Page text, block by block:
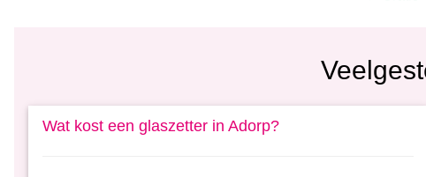
Wat kost een glaszetter in Adorp?